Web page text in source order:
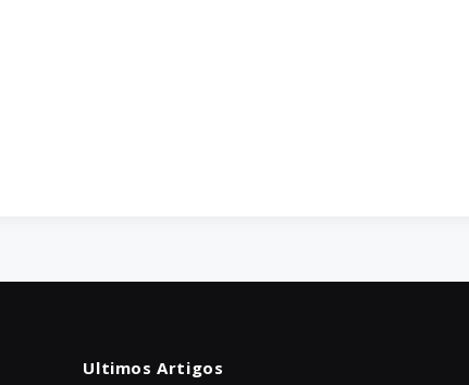
Ultimos Artigos